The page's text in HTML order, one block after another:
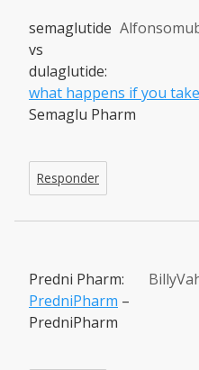
semaglutide
vs
dulaglutide:
what happens if you
Semaglu Pharm
Responder
Predni Pharm:
PredniPharm –
PredniPharm